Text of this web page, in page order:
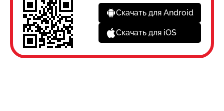
Скачать для Android
Скачать для iOS